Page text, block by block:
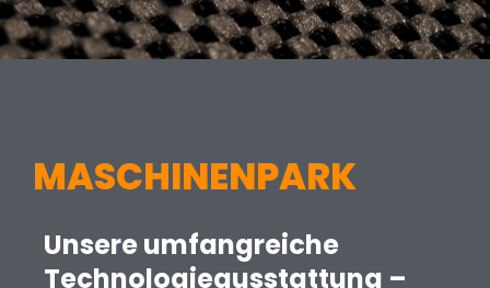
MASCHINENPARK
Unsere umfangreiche
Technologieausstattung –